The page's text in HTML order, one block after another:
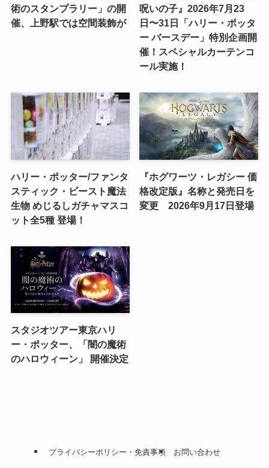
術のスタンプラリー」の開
催、上野駅では空間装飾が
呪いの子』2026年7月23
日〜31日「ハリー・ポッタ
ー バースデー」特別企画開
催！スペシャルカーテンコ
ール実施！
ハリー・ポッター/ファンタ
スティック・ビースト魔法
生物 めじるしガチャマスコ
ット全5種 登場！
『ホグワーツ・レガシー 価
格改定版』名称と発売日を
変更 2026年9月17日登場
スタジオツアー東京ハリ
ー・ポッター、「闇の魔術
のハロウィーン」 開催決定
プライバシーポリシー・免責事項 お問い合わせ